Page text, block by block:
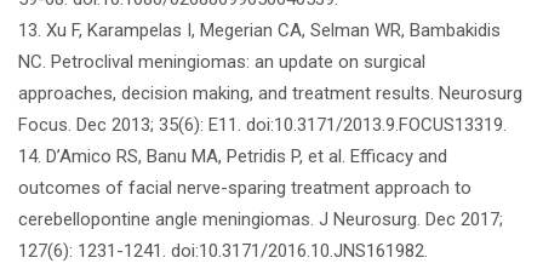
13. Xu F, Karampelas I, Megerian CA, Selman WR, Bambakidis
NC. Petroclival meningiomas: an update on surgical
approaches, decision making, and treatment results. Neurosurg
Focus. Dec 2013; 35(6): E11. doi:10.3171/2013.9.FOCUS13319.
14. D’Amico RS, Banu MA, Petridis P, et al. Efficacy and
outcomes of facial nerve-sparing treatment approach to
cerebellopontine angle meningiomas. J Neurosurg. Dec 2017;
127(6): 1231-1241. doi:10.3171/2016.10.JNS161982.